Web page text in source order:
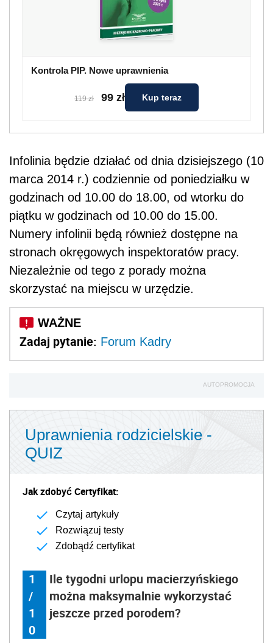
Kontrola PIP. Nowe uprawnienia
119 zł 99 zł Kup teraz
Infolinia będzie działać od dnia dzisiejszego (10
marca 2014 r.) codziennie od poniedziałku w
godzinach od 10.00 do 18.00, od wtorku do
piątku w godzinach od 10.00 do 15.00.
Numery infolinii będą również dostępne na
stronach okręgowych inspektoratów pracy.
Niezależnie od tego z porady można
skorzystać na miejscu w urzędzie.
Zadaj pytanie: Forum Kadry
AUTOPROMOCJA
Uprawnienia rodzicielskie -
QUIZ
Jak zdobyć Certyfikat:
Czytaj artykuły
Rozwiązuj testy
Zdobądź certyfikat
1
/
1
0
Ile tygodni urlopu macierzyńskiego
można maksymalnie wykorzystać
jeszcze przed porodem?